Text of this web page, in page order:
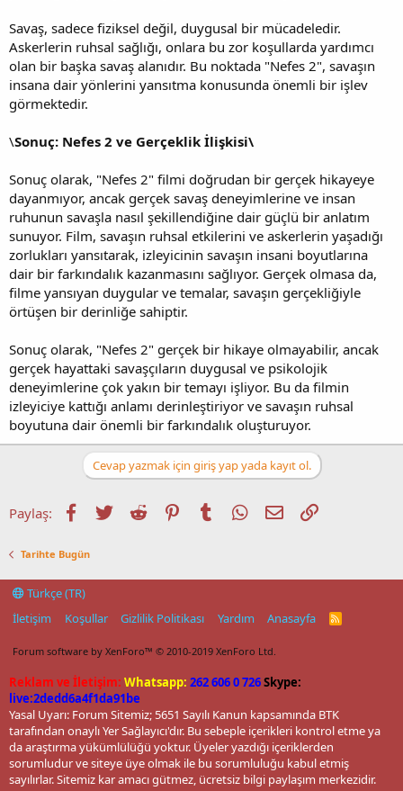
Savaş, sadece fiziksel değil, duygusal bir mücadeledir.
Askerlerin ruhsal sağlığı, onlara bu zor koşullarda yardımcı
olan bir başka savaş alanıdır. Bu noktada "Nefes 2", savaşın
insana dair yönlerini yansıtma konusunda önemli bir işlev
görmektedir.
\Sonuç: Nefes 2 ve Gerçeklik İlişkisi\
Sonuç olarak, "Nefes 2" filmi doğrudan bir gerçek hikayeye
dayanmıyor, ancak gerçek savaş deneyimlerine ve insan
ruhunun savaşla nasıl şekillendiğine dair güçlü bir anlatım
sunuyor. Film, savaşın ruhsal etkilerini ve askerlerin yaşadığı
zorlukları yansıtarak, izleyicinin savaşın insani boyutlarına
dair bir farkındalık kazanmasını sağlıyor. Gerçek olmasa da,
filme yansıyan duygular ve temalar, savaşın gerçekliğiyle
örtüşen bir derinliğe sahiptir.
Sonuç olarak, "Nefes 2" gerçek bir hikaye olmayabilir, ancak
gerçek hayattaki savaşçıların duygusal ve psikolojik
deneyimlerine çok yakın bir temayı işliyor. Bu da filmin
izleyiciye kattığı anlamı derinleştiriyor ve savaşın ruhsal
boyutuna dair önemli bir farkındalık oluşturuyor.
Cevap yazmak için giriş yap yada kayıt ol.
Paylaş: Facebook
TwitterReddit PinterestTumblrWhatsApp
E-postaLink
Tarihte Bugün
Türkçe (TR)
İletişim
Koşullar Gizlilik Politikası Yardım Anasayfa
R
Forum software by XenForo™ © 2010-2019 XenForo Ltd.
Reklam ve İletişim: Whatsapp: 262 606 0 726Skype:
live:2dedd6a4f1da91be
Yasal Uyarı: Forum Sitemiz; 5651 Sayılı Kanun kapsamında BTK
tarafından onaylı Yer Sağlayıcı'dır. Bu sebeple içerikleri kontrol etme ya
da araştırma yükümlülüğü yoktur. Üyeler yazdığı içeriklerden
sorumludur ve siteye üye olmak ile bu sorumluluğu kabul etmiş
sayılırlar. Sitemiz kar amacı gütmez, ücretsiz bilgi paylaşım merkezidir.